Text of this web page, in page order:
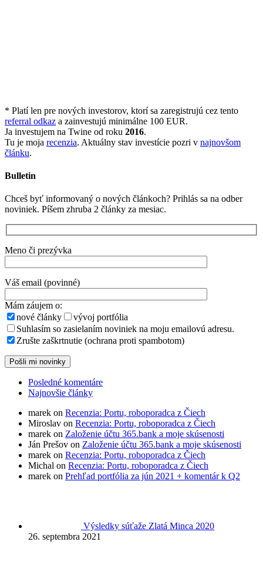
* Platí len pre nových investorov, ktorí sa zaregistrujú cez tento
referral odkaz a zainvestujú minimálne 100 EUR.
Ja investujem na Twine od roku 2016.
Tu je moja recenzia. Aktuálny stav investície pozri v najnovšom
článku.
Bulletin
Chceš byť informovaný o nových článkoch? Prihlás sa na odber
noviniek. Píšem zhruba 2 články za mesiac.
Meno či prezývka
Váš email (povinné)
Mám záujem o:
nové články
vývoj portfólia
Suhlasím so zasielaním noviniek na moju emailovú adresu.
Zrušte zaškrtnutie (ochrana proti spambotom)
Posledné komentáre
Najnovšie články
marek on Recenzia: Portu, roboporadca z Čiech
Miroslav on Recenzia: Portu, roboporadca z Čiech
marek on Založenie účtu 365.bank a moje skúsenosti
Ján Prešov on Založenie účtu 365.bank a moje skúsenosti
marek on Recenzia: Portu, roboporadca z Čiech
Michal on Recenzia: Portu, roboporadca z Čiech
marek on Prehľad portfólia za jún 2021 + komentár k Q2
Výsledky súťaže Zlatá Minca 2020
26. septembra 2021